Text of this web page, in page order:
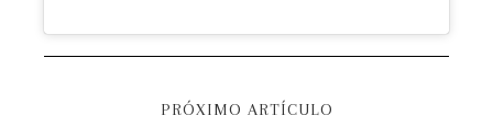
PRÓXIMO ARTÍCULO